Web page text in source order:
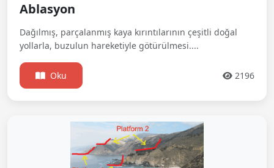
Ablasyon
Dağılmış, parçalanmış kaya kırıntılarının çeşitli doğal
yollarla, buzulun hareketiyle götürülmesi....
Oku 2196